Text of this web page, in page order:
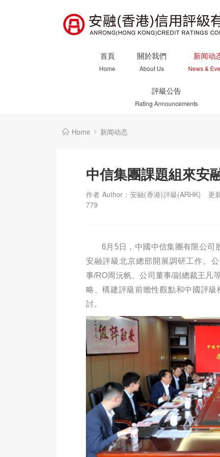
首頁
Home
關於我們
About Us
新闻动
News &
評級公告
Rating Announcements
Home 新闻动态
中信集團課題組來安
作者 Author：安融(香港)評級(ARHK)
更
779
6月5日，中國中信集團有限公司
安融評級北京總部開展調研工作。
事/RO周沅帆、公司董事/副總裁王凡
略、構建評級前瞻性觀點和中國評級
討。